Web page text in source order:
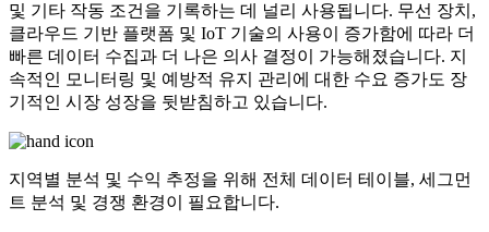
및 기타 작동 조건을 기록하는 데 널리 사용됩니다. 무선 장치,
클라우드 기반 플랫폼 및 IoT 기술의 사용이 증가함에 따라 더
빠른 데이터 수집과 더 나은 의사 결정이 가능해졌습니다. 지
속적인 모니터링 및 예방적 유지 관리에 대한 수요 증가도 장
기적인 시장 성장을 뒷받침하고 있습니다.
지역별 분석 및 수익 추정을 위해 전체 데이터 테이블, 세그먼
트 분석 및 경쟁 환경이 필요합니다.